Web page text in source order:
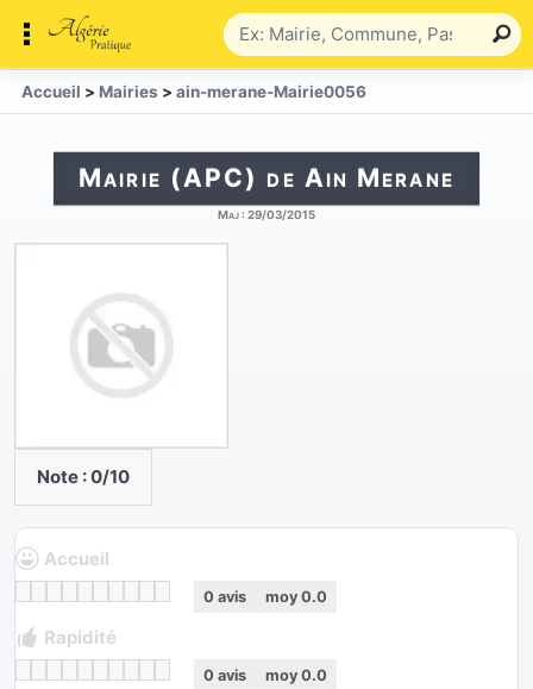
Accueil > Mairies > ain-merane-Mairie0056
Mairie (APC) de Ain Merane
Maj : 29/03/2015
Note :0/10
Accueil
0 avis moy 0.0
Rapidité
0 avis moy 0.0